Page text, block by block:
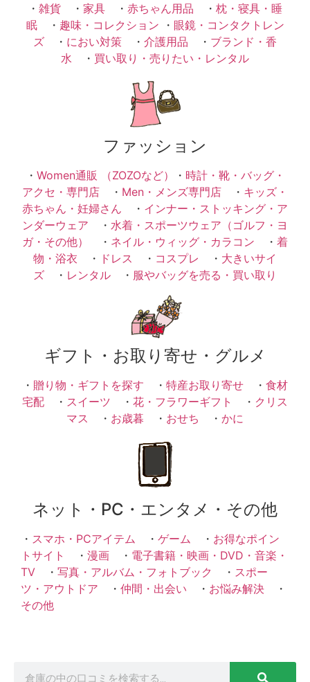
・ 雑貨 ・ 家具 ・ 赤ちゃん用品 ・ 枕・寝具・睡
眠・ 趣味・コレクション ・ 眼鏡・コンタクトレン
ズ ・ におい対策 ・ 介護用品 ・ ブランド・香
水 ・ 買い取り・売りたい・レンタル
ファッション
・ Women通販 （ZOZOなど） ・ 時計・靴・バッグ・
アクセ・専門店 ・ Men・メンズ専門店 ・ キッズ・
赤ちゃん・妊婦さん ・ インナー・ストッキング・ア
ンダーウェア ・ 水着・スポーツウェア（ゴルフ・ヨ
ガ・その他）
・ ネイル・ウィッグ・カラコン ・ 着
物・浴衣 ・ ドレス ・ コスプレ ・ 大きいサイ
ズ ・ レンタル ・ 服やバッグを売る・買い取り
ギフト・お取り寄せ・グルメ
・ 贈り物・ギフトを探す ・ 特産お取り寄せ ・ 食材
宅配 ・ スイーツ ・ 花・フラワーギフト ・ クリス
マス ・ お歳暮 ・ おせち ・ かに
ネット・PC・エンタメ・その他
・ スマホ・PCアイテム ・ ゲーム ・ お得なポイン
トサイト
・ 漫画 ・ 電子書籍・映画・DVD・音楽・
TV ・ 写真・アルバム・フォトブック ・ スポー
ツ・アウトドア ・ 仲間・出会い ・ お悩み解決 ・
その他